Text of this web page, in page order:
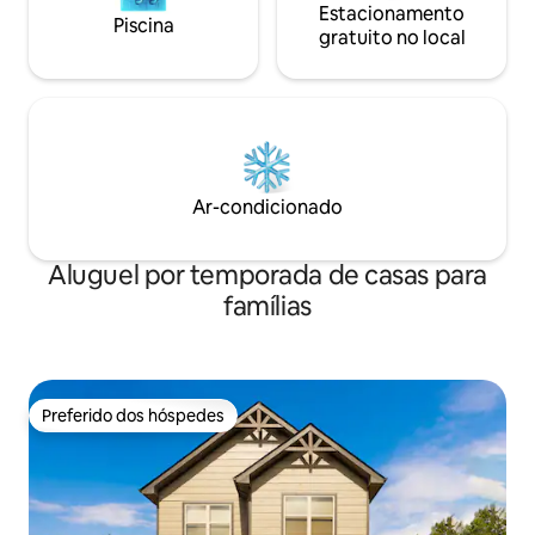
Piscina
Estacionamento
gratuito no local
Ar-condicionado
Aluguel por temporada de casas para
famílias
Preferido dos hóspedes
Preferido dos hóspedes